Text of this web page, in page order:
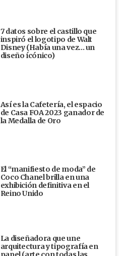
7 datos sobre el castillo que
inspiró el logotipo de Walt
Disney (Había una vez... un
diseño ícónico)
Así es la Cafetería, el espacio
de Casa FOA 2023 ganador de
la Medalla de Oro
El “manifiesto de moda” de
Coco Chanel brilla en una
exhibición definitiva en el
Reino Unido
La diseñadora que une
arquitectura y tipografía en